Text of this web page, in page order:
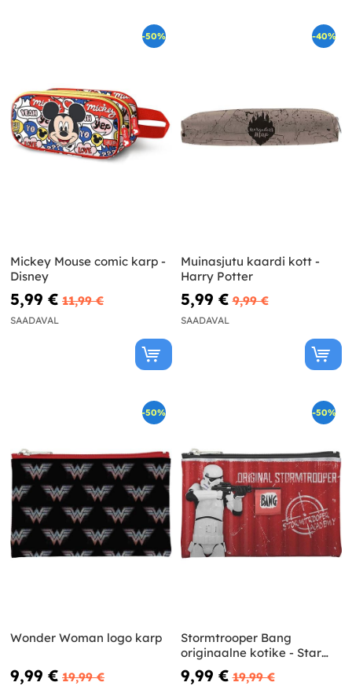
-50%
Mickey Mouse comic karp -
Disney
5,99 € 11,99 €
SAADAVAL
-40%
Muinasjutu kaardi kott -
Harry Potter
5,99 € 9,99 €
SAADAVAL
-50%
Wonder Woman logo karp
9,99 € 19,99 €
-50%
Stormtrooper Bang
originaalne kotike - Star
Wars
9,99 € 19,99 €